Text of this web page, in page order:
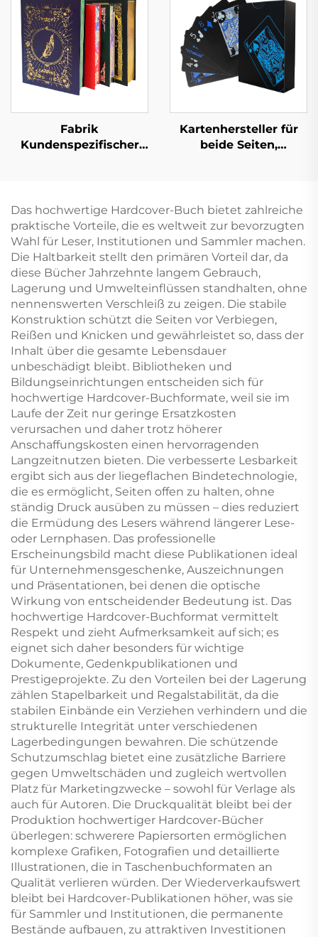
Romane für
Erwachsene Romanze
Leinen Hardcover
Buch
Hardcover-Buchdruck
Fabrik
Kundenspezifischer
Buchdruck mit
lackierten Kanten
Hardcover-Fotoalbum
mit goldenen Kanten
Kartenhersteller für
beide Seiten,
individueller Druck
und
Verpackungsdruck für
Erwachsene und
Paare
Das hochwertige Hardcover-Buch bietet zahlreiche
praktische Vorteile, die es weltweit zur bevorzugten
Wahl für Leser, Institutionen und Sammler machen.
Die Haltbarkeit stellt den primären Vorteil dar, da
diese Bücher Jahrzehnte langem Gebrauch,
Lagerung und Umwelteinflüssen standhalten, ohne
nennenswerten Verschleiß zu zeigen. Die stabile
Konstruktion schützt die Seiten vor Verbiegen,
Reißen und Knicken und gewährleistet so, dass der
Inhalt über die gesamte Lebensdauer
unbeschädigt bleibt. Bibliotheken und
Bildungseinrichtungen entscheiden sich für
hochwertige Hardcover-Buchformate, weil sie im
Laufe der Zeit nur geringe Ersatzkosten
verursachen und daher trotz höherer
Anschaffungskosten einen hervorragenden
Langzeitnutzen bieten. Die verbesserte Lesbarkeit
ergibt sich aus der liegeflachen Bindetechnologie,
die es ermöglicht, Seiten offen zu halten, ohne
ständig Druck ausüben zu müssen – dies reduziert
die Ermüdung des Lesers während längerer Lese-
oder Lernphasen. Das professionelle
Erscheinungsbild macht diese Publikationen ideal
für Unternehmensgeschenke, Auszeichnungen
und Präsentationen, bei denen die optische
Wirkung von entscheidender Bedeutung ist. Das
hochwertige Hardcover-Buchformat vermittelt
Respekt und zieht Aufmerksamkeit auf sich; es
eignet sich daher besonders für wichtige
Dokumente, Gedenkpublikationen und
Prestigeprojekte. Zu den Vorteilen bei der Lagerung
zählen Stapelbarkeit und Regalstabilität, da die
stabilen Einbände ein Verziehen verhindern und die
strukturelle Integrität unter verschiedenen
Lagerbedingungen bewahren. Die schützende
Schutzumschlag bietet eine zusätzliche Barriere
gegen Umweltschäden und zugleich wertvollen
Platz für Marketingzwecke – sowohl für Verlage als
auch für Autoren. Die Druckqualität bleibt bei der
Produktion hochwertiger Hardcover-Bücher
überlegen: schwerere Papiersorten ermöglichen
komplexe Grafiken, Fotografien und detaillierte
Illustrationen, die in Taschenbuchformaten an
Qualität verlieren würden. Der Wiederverkaufswert
bleibt bei Hardcover-Publikationen höher, was sie
für Sammler und Institutionen, die permanente
Bestände aufbauen, zu attraktiven Investitionen